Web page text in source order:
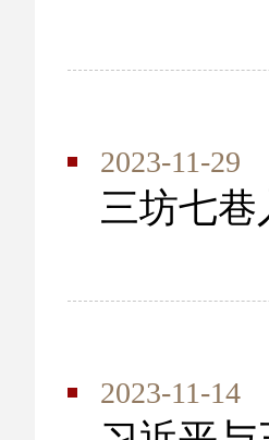
2023-11-29
三坊七
2023-11-14